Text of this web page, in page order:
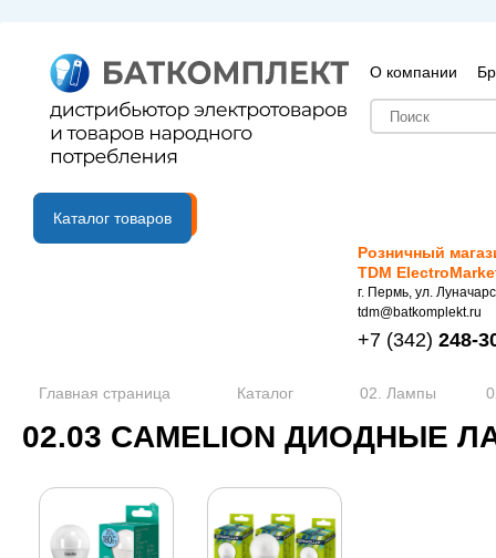
О компании
B2B портал
Каталог товаров
Розничный
TDM
г. Пермь, ул.
tdm@batkomplekt.ru
+7 (342) 248-
Главная страница Каталог 02. Лампы
02.03 СAMELION ДИОДНЫЕ